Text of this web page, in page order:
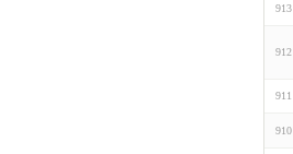
913
912
911
910